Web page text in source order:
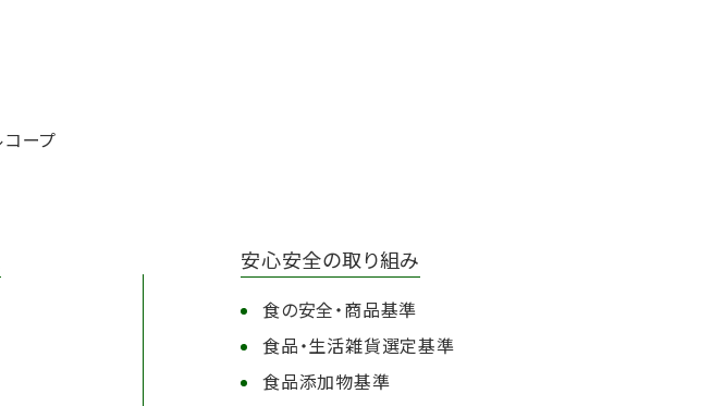
安心安全の取り組み
食の安全・商品基準
食品・生活雑貨選定基準
食品添加物基準